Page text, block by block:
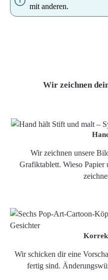
mit anderen.
Wir zeichnen
Wir zeichnen unsere
Grafiktablett. Wieso
Wir schicken dir eine
fertig sind.